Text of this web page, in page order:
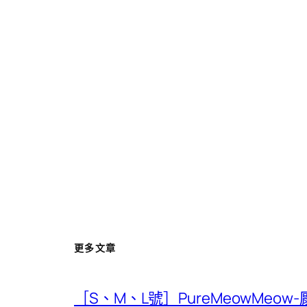
更多文章
［S、M、L號］PureMeowMeow-